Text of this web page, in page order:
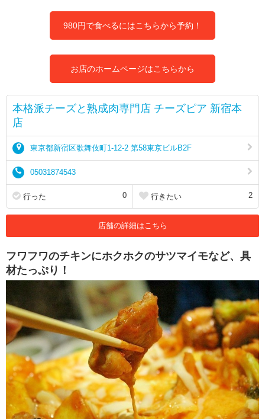
980円で食べるにはこちらから予約！
お店のホームページはこちらから
本格派チーズと熟成肉専門店 チーズピア 新宿本
店
東京都新宿区歌舞伎町1-12-2 第58東京ビルB2F
05031874543
行った 0 行きたい 2
店舗の詳細はこちら
フワフワのチキンにホクホクのサツマイモなど、具
材たっぷり！